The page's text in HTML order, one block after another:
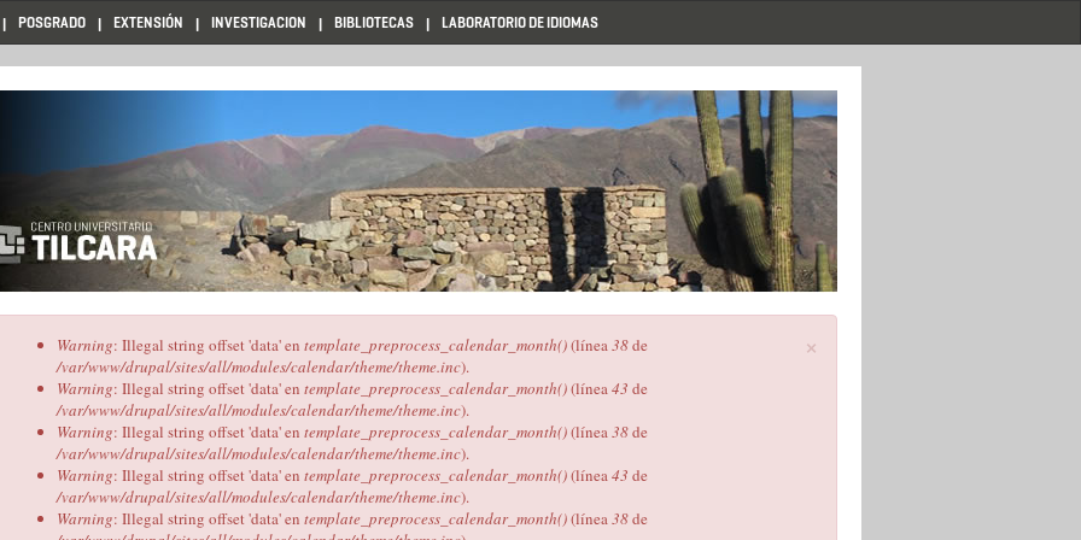
POSGRADO EXTENSIÓN INVESTIGACION BIBLIOTECAS LABORATORIO DE IDIOMAS
×
Mensaje
error
Warning: Illegal string offset 'data' en template_preprocess_calendar_month()(línea38de
/var/www/drupal/sites/all/modules/calendar/theme/theme.inc).
Warning: Illegal string offset 'data' en template_preprocess_calendar_month()(línea43 de
/var/www/drupal/sites/all/modules/calendar/theme/theme.inc).
Warning: Illegal string offset 'data' en template_preprocess_calendar_month()(línea38de
/var/www/drupal/sites/all/modules/calendar/theme/theme.inc).
Warning: Illegal string offset 'data' en template_preprocess_calendar_month()(línea43 de
/var/www/drupal/sites/all/modules/calendar/theme/theme.inc).
Warning: Illegal string offset 'data' en template_preprocess_calendar_month()(línea38de